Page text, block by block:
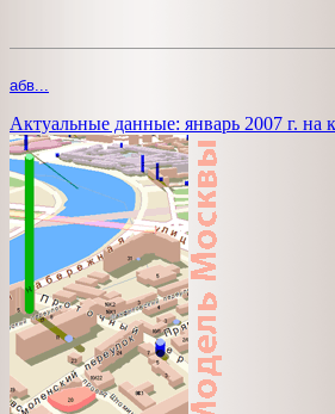
абв...
Актуальные данные: январь 2007 г.